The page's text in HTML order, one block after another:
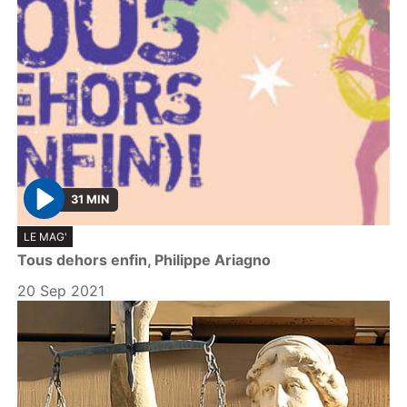
P
l
a
y
31 MIN
LE MAG'
Tous dehors enfin, Philippe Ariagno
20 Sep 2021